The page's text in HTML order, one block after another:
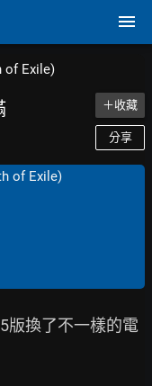
of Exile)
＋收藏
分享
of Exile)
版換了不一樣的電